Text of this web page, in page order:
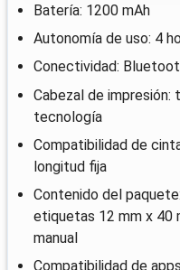
Batería: 1200 mAh
Autonomía de uso: 4
Conectividad:
Cabezal de
tecnología
Compatibilidad de
longitud fija
Contenido del
etiquetas 12 mm x 40
manual
Compatibilidad de